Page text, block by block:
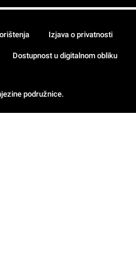
podružnice.
Izjava o privatnosti
Dostupnost u digitalnom obliku